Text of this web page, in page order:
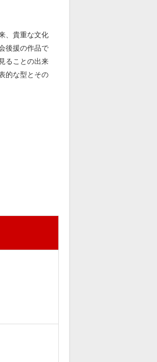
、貴重な文化
後援の作品で
ることの出来
的な型とその